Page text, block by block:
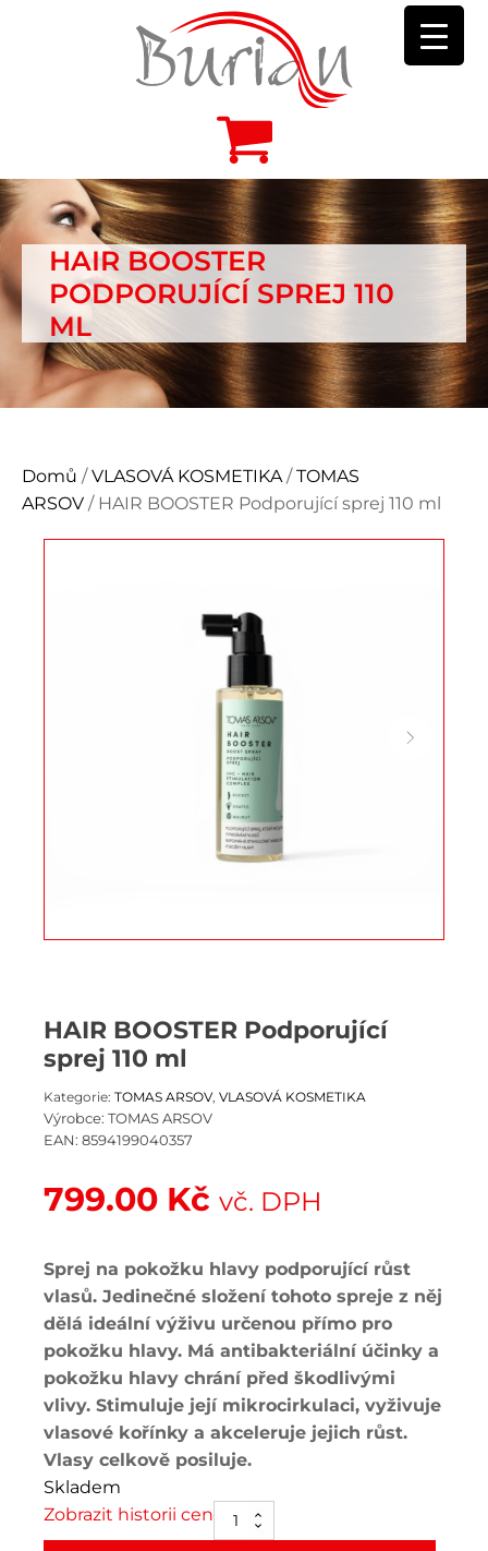
HAIR BOOSTER
PODPORUJÍCÍ SPREJ 110
ML
Domů /VLASOVÁ KOSMETIKA /TOMAS
ARSOV / HAIR BOOSTER Podporující sprej 110 ml
HAIR BOOSTER Podporující
sprej 110 ml
Kategorie: TOMAS ARSOV, VLASOVÁ KOSMETIKA
Výrobce: TOMAS ARSOV
EAN: 8594199040357
799.00 Kč vč. DPH
Sprej na pokožku hlavy podporující růst
vlasů. Jedinečné složení tohoto spreje z něj
dělá ideální výživu určenou přímo pro
pokožku hlavy. Má antibakteriální účinky a
pokožku hlavy chrání před škodlivými
vlivy. Stimuluje její mikrocirkulaci, vyživuje
vlasové kořínky a akceleruje jejich růst.
Vlasy celkově posiluje.
Skladem
Zobrazit historii cen HAIR
BOOSTER